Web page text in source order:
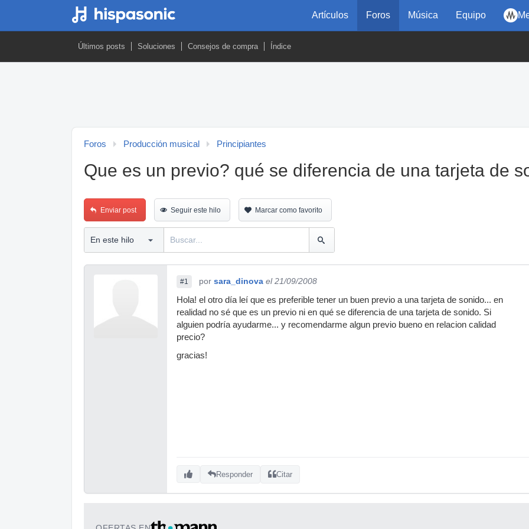
Artículos Foros Música Equipo
Últimos posts Soluciones Consejos de compra Índice
Foros Producción musical Principiantes
Que es un previo? qué se diferencia de una tarjeta de
Enviar post Seguir este hilo Marcar como favorito
#1 por sara_dinova el 21/09/2008
Hola! el otro día leí que es preferible tener un buen previo a una tarjeta de sonido... en
realidad no sé que es un previo ni en qué se diferencia de una tarjeta de sonido. Si
alguien podría ayudarme... y recomendarme algun previo bueno en relacion calidad
precio?
gracias!
Responder Citar